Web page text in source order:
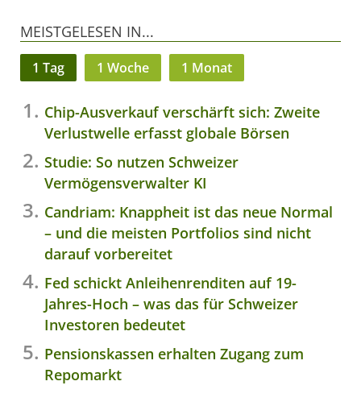
MEISTGELESEN IN...
1 Tag 1 Woche 1 Monat
Chip-Ausverkauf verschärft sich: Zweite
Verlustwelle erfasst globale Börsen
Studie: So nutzen Schweizer
Vermögensverwalter KI
Candriam: Knappheit ist das neue Normal
– und die meisten Portfolios sind nicht
darauf vorbereitet
Fed schickt Anleihenrenditen auf 19-
Jahres-Hoch – was das für Schweizer
Investoren bedeutet
Pensionskassen erhalten Zugang zum
Repomarkt